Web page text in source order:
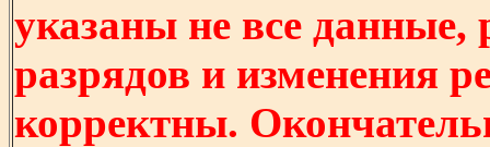
указаны не все
разрядов и изменения
корректны.